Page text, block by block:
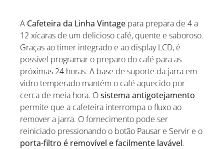
A Cafeteira da Linha Vintage para prepara de 4 a
12 xícaras de um delicioso café, quente e saboroso.
Graças ao timer integrado e ao display LCD, é
possível programar o preparo do café para as
próximas 24 horas. A base de suporte da jarra em
vidro temperado mantém o café aquecido por
cerca de meia hora. Osistema antigotejamento
permite que a cafeteira interrompa o fluxo ao
remover a jarra. O fornecimento pode ser
reiniciado pressionando o botão Pausar e Servir e o
porta-filtro é removível e facilmente lavável.